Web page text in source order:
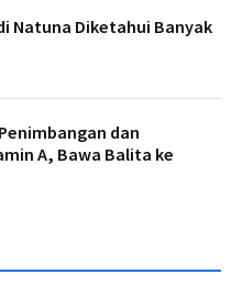
Natuna Diketahui Banyak
dan
A, Bawa Balita ke